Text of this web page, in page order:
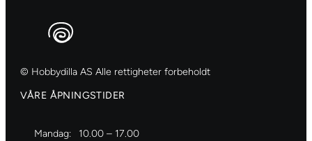
© Hobbydilla AS Alle rettigheter forbeholdt
VÅRE ÅPNINGSTIDER
Mandag: 10.00 – 17.00